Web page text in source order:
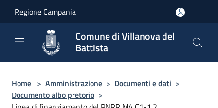
Regione Campania
Comune di Villanova del
Battista
Home > Amministrazione > Documenti e dati >
Documento albo pretorio >